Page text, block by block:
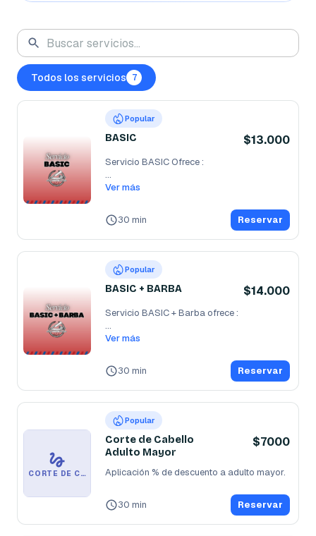
Todos los servicios 7
Popular
BASIC $13.000
...
Ver más
30 min Reservar
Popular
BASIC + BARBA $14.000
...
Ver más
30 min Reservar
CORTE DE CABELLO ADULTO MAYOR
Popular
Corte de Cabello
Adulto Mayor
$7000
Aplicación % de descuento a adulto mayor.
30 min Reservar